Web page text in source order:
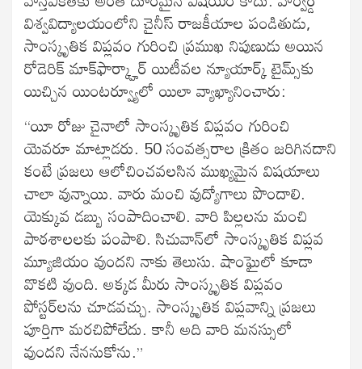
విశ్వవిద్యాలయంలోని చైనీస్ రాజకీయాల పండితుడు,
సాంస్కృతిక విప్లవం గురించి ప్రముఖ నిపుణుడు అయిన
రోడెరిక్ మాక్‌ఫార్క్హార్ యిటీవల న్యూయార్క్ టైమ్స్‌కు
యిచ్చిన యింటర్వ్యూలో యిలా వ్యాఖ్యానించారు:
“యీ రోజు చైనాలో సాంస్కృతిక విప్లవం గురించి
యెవరూ మాట్లాడరు. 50 సంవత్సరాల క్రితం జరిగినదాని
కంటే ప్రజలు ఆలోచించవలసిన ముఖ్యమైన విషయాలు
చాలా వున్నాయి. వారు మంచి వుద్యోగాలు పొందాలి.
యెక్కువ డబ్బు సంపాదించాలి. వారి పిల్లలను మంచి
పాఠశాలలకు పంపాలి. సిచువాన్‌లో సాంస్కృతిక విప్లవ
మ్యూజియం వుందని నాకు తెలుసు. షాంఘైలో కూడా
వొకటి వుంది. అక్కడ మీరు సాంస్కృతిక విప్లవం
పోస్టర్‌లను చూడవచ్చు. సాంస్కృతిక విప్లవాన్ని ప్రజలు
పూర్తిగా మరచిపోలేదు. కానీ అది వారి మనస్సులో
వుందని నేననుకోను.”